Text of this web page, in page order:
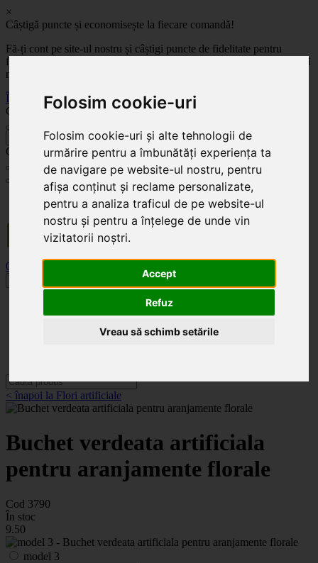
Folosim cookie-uri
Folosim cookie-uri și alte tehnologii de
urmărire pentru a îmbunătăți experiența ta
de navigare pe website-ul nostru, pentru
afișa conținut și reclame personalizate,
pentru a analiza traficul de pe website-ul
nostru și pentru a înțelege de unde vin
vizitatorii noștri.
Accept
Refuz
Vreau să schimb setările
×
Câștigă puncte și economisește la fiecare comandă!
Fă-ți cont pe site-ul nostru și câștigi puncte de fidelitate pentru
fiecare comandă! Cu cât comanzi mai mult, cu atât economisești mai
mult!
Înregistrează-te acum
Celoplast
Celoplast
Transportul este GRATUIT pentru comenzile mai mari de 350 Lei. Comanda minimă în
valoare de 100 Lei. Expediere în 1 - 2 zile lucrătoare.
0
Categorii
< înapoi la Flori artificiale
Buchet verdeata artificiala
pentru aranjamente florale
Cod 3790
În stoc
9.50
model 3